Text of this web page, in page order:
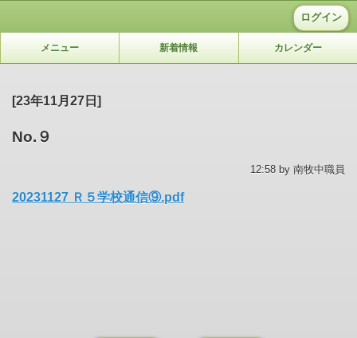
ログイン
メニュー 新着情報 カレンダー
[23年11月27日]
No.９
12:58 by 南牧中職員
20231127 Ｒ５学校通信⑨.pdf